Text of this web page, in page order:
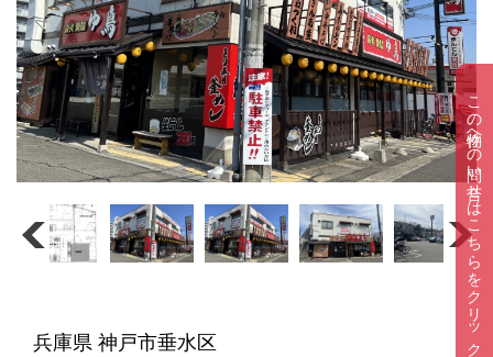
兵庫県 神戸市垂水区 この物件への問い合せはこちらをクリック